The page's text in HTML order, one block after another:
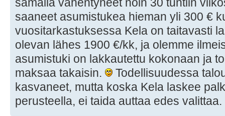
saaneet asumistukea hieman yli 300 €
vuositarkastuksessa Kela on taitavasti
olevan lähes 1900 €/kk, ja olemme
asumistuki on lakkautettu kokonaan ja
maksaa takaisin.
Todellisuudessa
kasvaneet, mutta koska Kela laskee
perusteella, ei taida auttaa edes valittaa.